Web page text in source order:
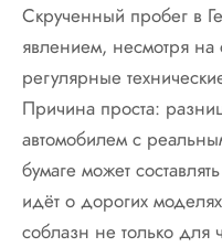
Скрученный пробег в
явлением, несмотря
регулярные
Причина проста:
автомобилем с
бумаге может
идёт о дорогих
соблазн не только для